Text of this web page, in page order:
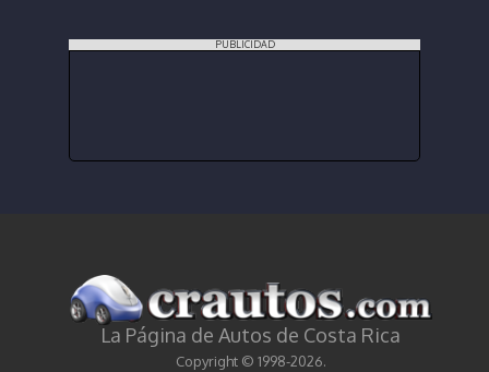
PUBLICIDAD
La Página de Autos de Costa Rica
Copyright © 1998-2026.